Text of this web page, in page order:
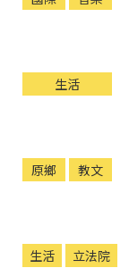
生活
原鄉 教文
生活 立法院